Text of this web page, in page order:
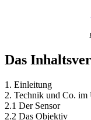
Das
1. Einleitung
2. Technik und Co. im
2.1 Der Sensor
2.2 Das Objektiv